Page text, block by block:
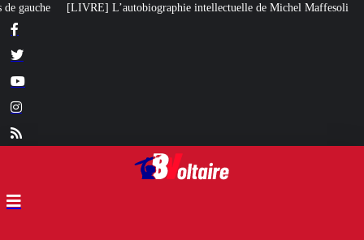
intellectuelle de Michel Maffesoli Pour regagner son influence en